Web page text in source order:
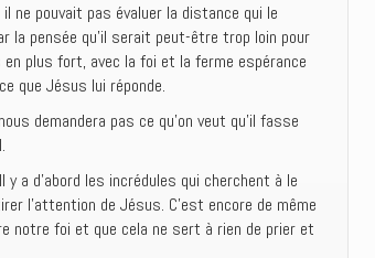
ne pouvait pas évaluer la distance qui le
la pensée qu’il serait peut-être trop loin pour
plus fort, avec la foi et la ferme espérance
que Jésus lui réponde.
demandera pas ce qu’on veut qu’il fasse
a d’abord les incrédules qui cherchent à le
l’attention de Jésus. C’est encore de même
notre foi et que cela ne sert à rien de prier et